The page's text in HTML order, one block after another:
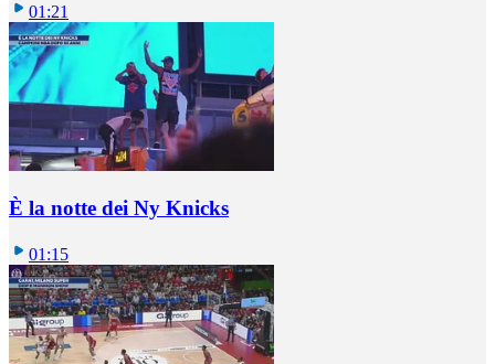
01:21
È la notte dei Ny Knicks
01:15